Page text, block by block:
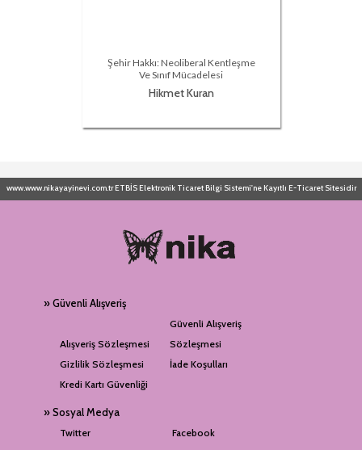
Şehir Hakkı: Neoliberal Kentleşme
Ve Sınıf Mücadelesi
Hikmet Kuran
www.www.nikayayinevi.com.tr ETBİS Elektronik Ticaret Bilgi Sistemi'ne Kayıtlı E-Ticaret Sitesidir
» Güvenli Alışveriş
Alışveriş Sözleşmesi
Güvenli Alışveriş
Sözleşmesi
Gizlilik Sözleşmesi
İade Koşulları
Kredi Kartı Güvenliği
» Sosyal Medya
Twitter
Facebook